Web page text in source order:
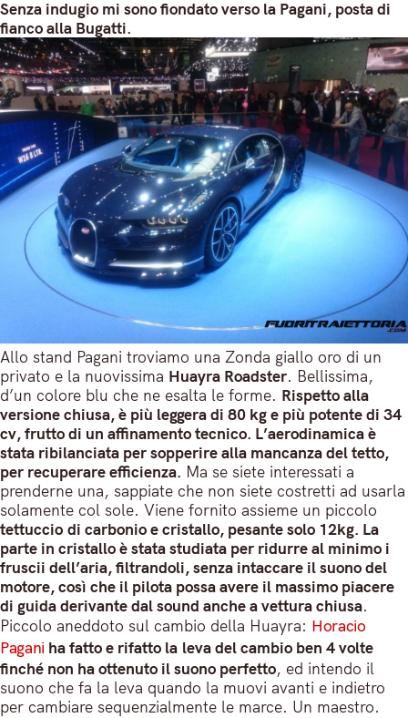
Senza indugio mi sono fiondato verso la Pagani, posta di
fianco alla Bugatti.
Allo stand Pagani troviamo una Zonda giallo oro di un
privato e la nuovissima Huayra Roadster. Bellissima,
d’un colore blu che ne esalta le forme. Rispetto alla
versione chiusa, è più leggera di 80 kg e più potente di 34
cv, frutto di un affinamento tecnico. L’aerodinamica è
stata ribilanciata per sopperire alla mancanza del tetto,
per recuperare efficienza. Ma se siete interessati a
prenderne una, sappiate che non siete costretti ad usarla
solamente col sole. Viene fornito assieme un piccolo
tettuccio di carbonio e cristallo, pesante solo 12kg. La
parte in cristallo è stata studiata per ridurre al minimo i
fruscii dell’aria, filtrandoli, senza intaccare il suono del
motore, così che il pilota possa avere il massimo piacere
di guida derivante dal sound anche a vettura chiusa.
Piccolo aneddoto sul cambio della Huayra: Horacio
Pagani ha fatto e rifatto la leva del cambio ben 4 volte
finché non ha ottenuto il suono perfetto, ed intendo il
suono che fa la leva quando la muovi avanti e indietro
per cambiare sequenzialmente le marce. Un maestro.